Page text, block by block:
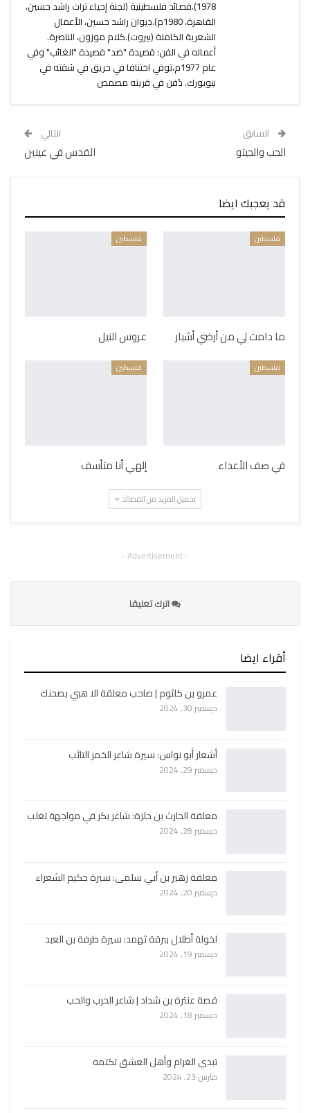
1978).قصائد فلسطينية (لجنة إحياء تراث راشد حسين،
القاهرة، 1980م).ديوان راشد حسين، الأعمال
الشعرية الكاملة (بيروت).كلام موزون، الناصرة.
أعماله في الفن: قصيدة "ضد" قصيدة "الغائب" وفي
عام 1977م،توفي اختنافا في حريق في شقته في
نيويورك. دُفن في قريته مصمص
السابق
الحب والجيتو
التالي
القدس في عينين
قد يعجبك ايضا
فلسطين
ما دامت لي من أرضي أشبار
فلسطين
عروس النيل
فلسطين
في صف الأعداء
فلسطين
إلهي أنا متأسف
تحميل المزيد من القصائد
- Advertisement -
اترك تعليقا
أقراء ايضا
عمرو بن كلثوم | صاحب معلقة الا هبي بصحنك
ديسمبر 30, 2024
أشعار أبو نواس: سيرة شاعر الخمر التائب
ديسمبر 29, 2024
معلقة الحارث بن حلزة: شاعر بكر في مواجهة تغلب
ديسمبر 28, 2024
معلقة زهير بن أبي سلمى: سيرة حكيم الشعراء
ديسمبر 20, 2024
لخولة أطلال ببرقة ثهمد: سيرة طرفة بن العبد
ديسمبر 19, 2024
قصة عنترة بن شداد | شاعر الحرب والحب
ديسمبر 18, 2024
تبدي الغرام وأهل العشق تكتمه
مارس 23, 2024